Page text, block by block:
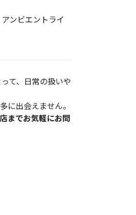
ンビエントライ
て、日常の扱いや
に出会えません。
までお気軽にお問